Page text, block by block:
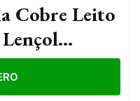
Cobre Leito
Quarto